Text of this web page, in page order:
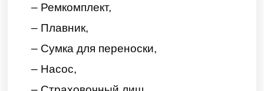
– Ремкомплект,
– Плавник,
– Сумка для переноски,
– Насос,